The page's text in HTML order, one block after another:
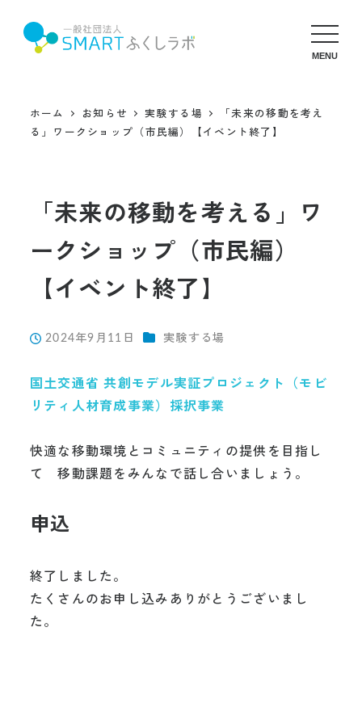
MENU
ホーム お知らせ 実験する場
「未来の移動を考え
る」ワークショップ（市民編）【イベント終了】
「未来の移動を考える」ワ
ークショップ（市民編）
【イベント終了】
投稿日
2024年9月11日 カテゴリー
実験する場
国土交通省 共創モデル実証プロジェクト（モビ
リティ人材育成事業）採択事業
快適な移動環境とコミュニティの提供を目指し
て 移動課題をみんなで話し合いましょう。
申込
終了しました。
たくさんのお申し込みありがとうございまし
た。